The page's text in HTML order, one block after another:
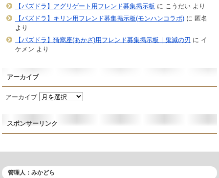
【パズドラ】アグリゲート用フレンド募集掲示板 に こうだいより
【パズドラ】キリン用フレンド募集掲示板(モンハンコラボ)に 匿名
より
【パズドラ】猗窩座(あかざ)用フレンド募集掲示板｜鬼滅の刃 に イ
ケメン より
アーカイブ
アーカイブ
スポンサーリンク
管理人：みかどら